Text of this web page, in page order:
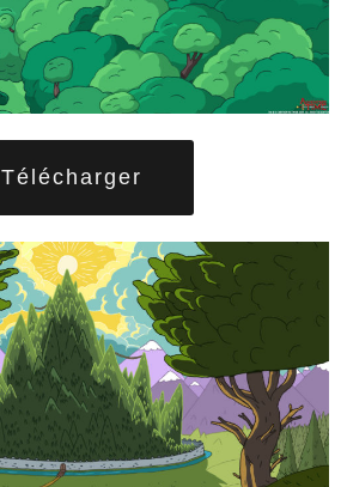
Télécharger